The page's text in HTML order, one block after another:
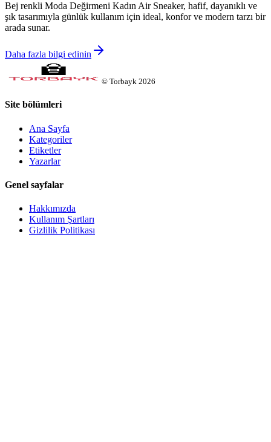
Bej renkli Moda Değirmeni Kadın Air Sneaker, hafif, dayanıklı ve
şık tasarımıyla günlük kullanım için ideal, konfor ve modern tarzı bir
arada sunar.
Daha fazla bilgi edinin
© Torbayk 2026
Site bölümleri
Ana Sayfa
Kategoriler
Etiketler
Yazarlar
Genel sayfalar
Hakkımızda
Kullanım Şartları
Gizlilik Politikası